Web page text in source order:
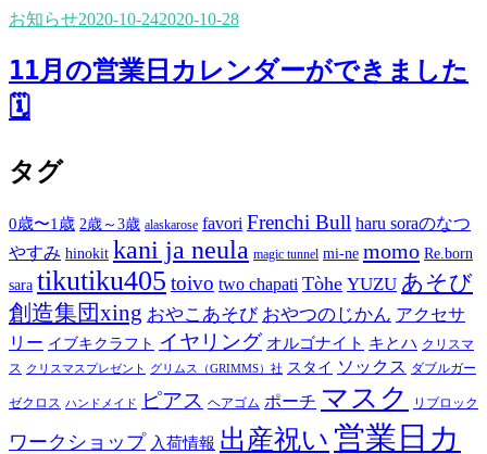
お知らせ2020-10-242020-10-28
11月の営業日カレンダーができました
🗓
タグ
0歳〜1歳 2歳～3歳 alaskarose favori Frenchi Bull haru soraのなつ
やすみ hinokit kani ja neula magic tunnel mi-ne momo Re.born
sara tikutiku405 toivo two chapati Tòhe YUZU あそび
創造集団xing おやこあそび おやつのじかん アクセサ
リー イブキクラフト イヤリング オルゴナイト キとハ クリスマ
ス
クリスマスプレゼント グリムス（GRIMMS）社 スタイ ソックス ダブルガー
ゼクロス ハンドメイド ピアス ヘアゴム ポーチ マスク リブロック
ワークショップ 入荷情報 出産祝い 営業日カ